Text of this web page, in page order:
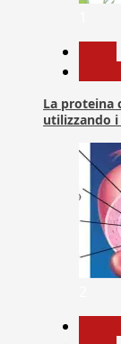
La proteina
utilizzando